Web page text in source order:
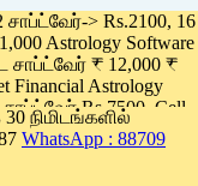
சாப்ட்வேர்-> Rs.2100, 16
Astrology Software
சாப்ட்வேர் ₹ 12,000 ₹
Financial Astrology
Rs.7500, Cell
நிமிடங்களில்
WhatsApp : 88709